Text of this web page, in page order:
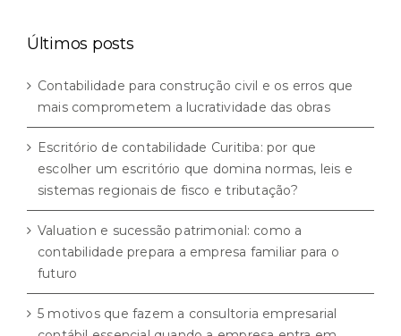
Últimos posts
Contabilidade para construção civil e os erros que
mais comprometem a lucratividade das obras
Escritório de contabilidade Curitiba: por que
escolher um escritório que domina normas, leis e
sistemas regionais de fisco e tributação?
Valuation e sucessão patrimonial: como a
contabilidade prepara a empresa familiar para o
futuro
5 motivos que fazem a consultoria empresarial